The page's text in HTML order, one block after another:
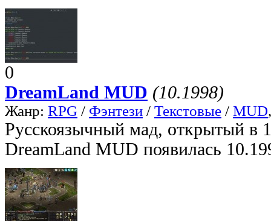
0
DreamLand MUD (10.1998)
Жанр: RPG / Фэнтези / Текстовые / MUD
Русскоязычный мад, открытый в
DreamLand MUD появилась